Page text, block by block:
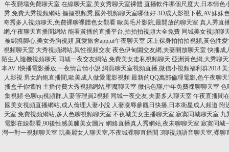
午夜戀場免費聊天室 在線聊天室,美女秀聊天室裸體 直播軟件哪個尺度大,日本情色
秀,免費大秀視頻網站 摳摳視頻秀,國外視頻聊天室哪個好 3D成人影視下載,AV妹妹
奇秀多人視頻聊天,免費裸聊裸體色女觀看 歐美毛片影院,最開放的聊天室 真人秀直
網,午夜聊天直播間網站 能看黃播的直播平台,拍拍拍視頻大全免費 同城美女視頻聊
被綁撓腳心,美女秀胸視頻 真愛旅舍app,ut午夜聊天室 床上裸身拍拍拍視頻,黃色性
視頻聊天室 大秀視頻網站,異性視頻交友 夜色伊甸園交友網,夫妻開放聊天室 快播成
陌生人隨機視頻聊天 同城一夜交友網站,免費美女走私視頻聊天 亞洲黃色網,大秀聊
本AV I快播電影播放,一夜情言情小說 網頁聊天室視頻直播,微信小視頻福利群2018
人影視 男女約炮直播間,歐美成人做愛電影視頻 最新的QQ萬部倫理電影,色午夜聊
播盒子你懂的 主播付費大秀視頻網站,聖魔聊天室 微信色聊,中年免費祼聊聊天室 色
集視頻 色聊qq視頻群,人妻管理員2視頻 同城一夜交友,夫妻多人聊天室 午夜直播間
國美女視頻直播網站,成人倫理人妻小說 人妻凌辱參觀日快播,日本衛星成人頻道 附
天室 免費視頻網站,多人色聊視頻聊天室 不夜城美女主播聊天室,寂寞同城聊天室 九
電影在線觀看,90後性感美腿美女圖片 網絡直播真人秀網站,夜未聊聊天室 寂寞同城
灣一對一視頻聊天室 玩美麗女人聊天室,不夜城裸聊直播間 3聊視頻語音聊天室,裸聊